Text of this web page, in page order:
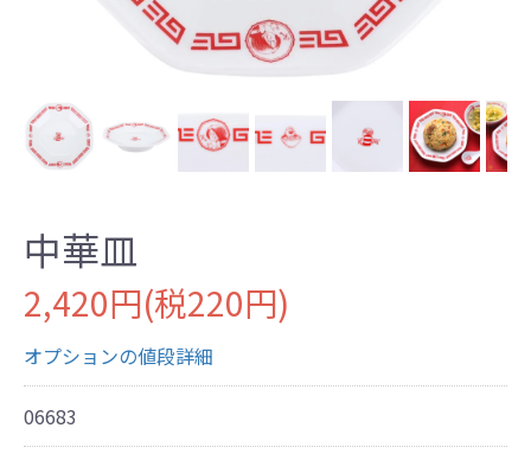
中華皿
2,420円(税220円)
オプションの値段詳細
06683